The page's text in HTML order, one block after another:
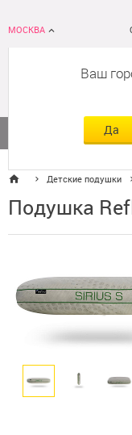
МОСКВА
Ваш
Да
Кровати
Детские подушки
Подушка